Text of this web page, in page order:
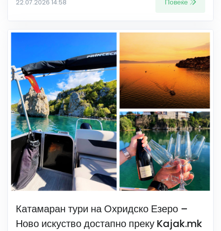
22.07.2026 14:58
Катамаран тури на Охридско Езеро –
Ново искуство достапно преку Kajak.mk